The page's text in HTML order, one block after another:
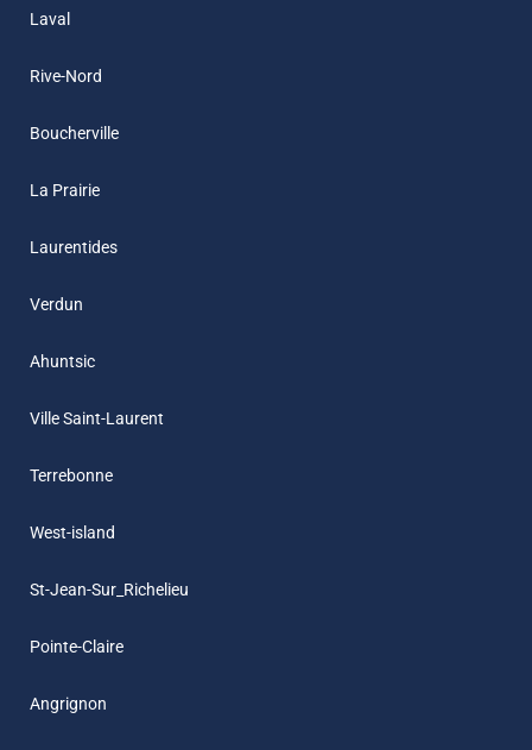
Laval
Rive-Nord
Boucherville
La Prairie
Laurentides
Verdun
Ahuntsic
Ville Saint-Laurent
Terrebonne
West-island
St-Jean-Sur_Richelieu
Pointe-Claire
Angrignon